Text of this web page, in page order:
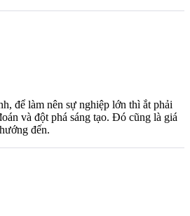
để làm nên sự nghiệp lớn thì ắt phải
và đột phá sáng tạo. Đó cũng là giá
đến.